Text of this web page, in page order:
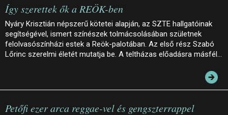
Így szerettek ők a REÖK-ben
Nyáry Krisztián népszerű kötetei alapján, az SZTE hallgatóinak
segítségével, ismert színészek tolmácsolásában születnek
felolvasószínházi estek a Reök-palotában. Az első rész Szabó
Lőrinc szerelmi életét mutatja be. A teltházas előadásra másfél…
Petőfi ezer arca reggae-vel és gengszterrappel